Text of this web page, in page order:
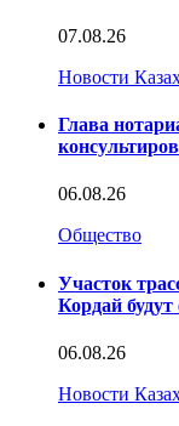
07.08.26
Новости
Глава
06.08.26
Общество
Участок
Кордай
06.08.26
Новости